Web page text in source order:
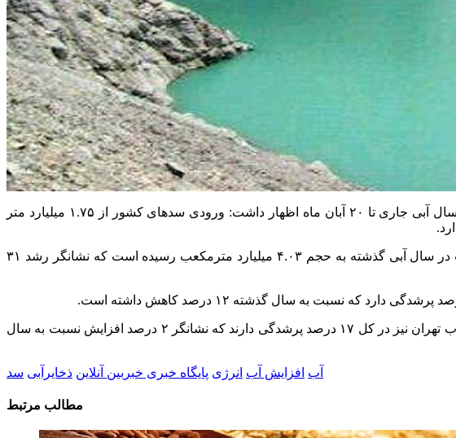
؛ فیروز قاسم‌زاده سخنگوی صنعت آب کشور با تشریح وضعیت مخازن سدهای کشور از ابتدای سال آبی جاری تا ۲۰ آبان ماه اظهار داشت: ورودی سدهای کشور از ۱.۷۵ میلیارد متر
سخنگوی صنعت آب ایران در خصوص خروجی سدهای کشور نیز گفت: خروجی سدهای کشور از ۳.۰۸ میلیارد مترمکعب در سال آبی گذشته به حجم ۴.۰۳ میلیارد مترمکعب رسیده است که نشانگر رشد ۳۱
وی با بیان اینکه حوضه آبریز زاینده‌رود وضعیت بهتری نسبت به سال گذشته دارد، گفت: مجموع ۵ سد تأمین کننده آب شرب تهران نیز در کل ۱۷ درصد پرشدگی دارند که نشانگر ۲ درصد افزایش نسبت به سال
آب افزایش آب انرژی پایگاه خبری خبربین آنلاین ذخایرآبی سد
مطالب مرتبط